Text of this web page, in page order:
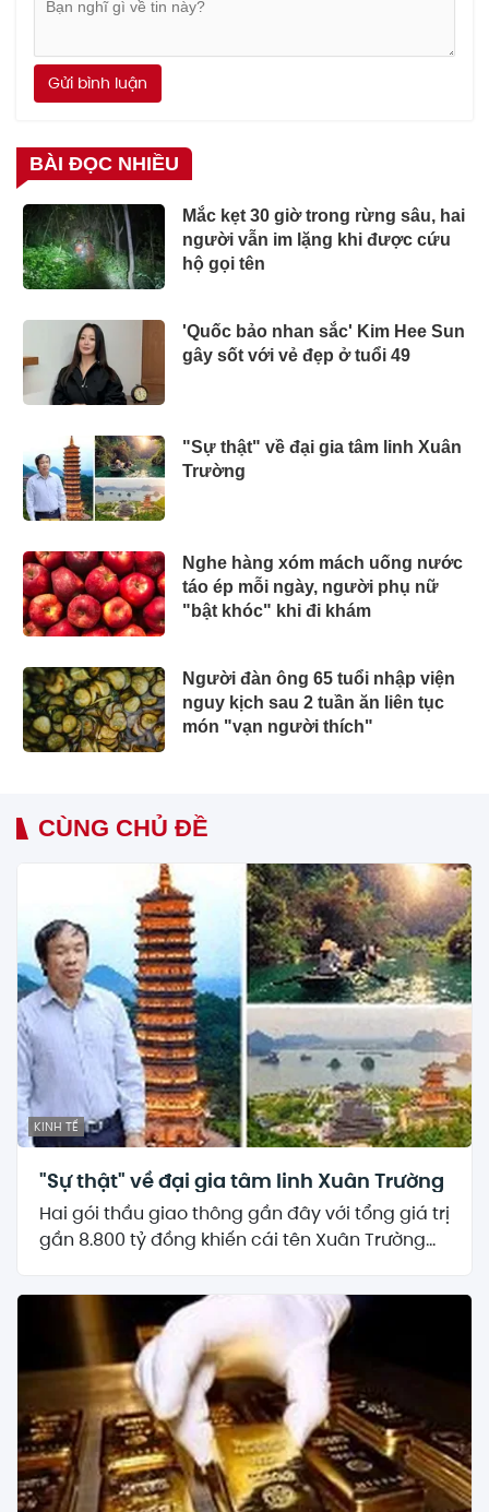
Gửi bình luận
BÀI ĐỌC NHIỀU
Mắc kẹt 30 giờ trong rừng sâu, hai
người vẫn im lặng khi được cứu
hộ gọi tên
'Quốc bảo nhan sắc' Kim Hee Sun
gây sốt với vẻ đẹp ở tuổi 49
"Sự thật" về đại gia tâm linh Xuân
Trường
Nghe hàng xóm mách uống nước
táo ép mỗi ngày, người phụ nữ
"bật khóc" khi đi khám
Người đàn ông 65 tuổi nhập viện
nguy kịch sau 2 tuần ăn liên tục
món "vạn người thích"
CÙNG CHỦ ĐỀ
KINH TẾ
"Sự thật" về đại gia tâm linh Xuân Trường
Hai gói thầu giao thông gần đây với tổng giá trị
gần 8.800 tỷ đồng khiến cái tên Xuân Trường...